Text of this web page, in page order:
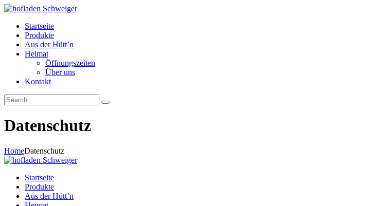
Startseite
Produkte
Aus der Hütt’n
Heimat
Öffnungszeiten
Über uns
Kontakt
Datenschutz
HomeDatenschutz
Startseite
Produkte
Aus der Hütt’n